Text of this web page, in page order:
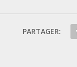
PARTAGER: